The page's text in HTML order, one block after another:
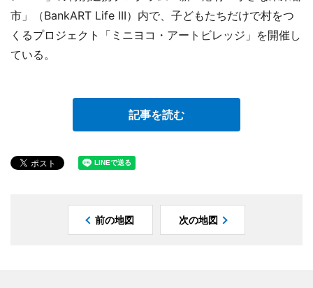
市」（BankART Life III）内で、子どもたちだけで村をつ
くるプロジェクト「ミニヨコ・アートビレッジ」を開催し
ている。
記事を読む
前の地図 次の地図